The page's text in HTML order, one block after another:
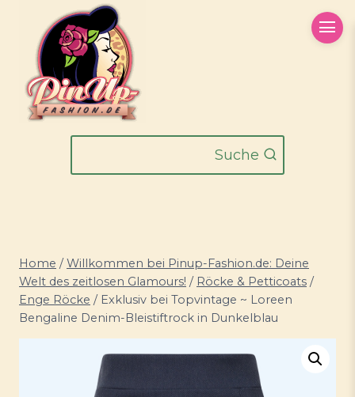
springen
Suche
Home / Willkommen bei Pinup-Fashion.de: Deine
Welt des zeitlosen Glamours! / Röcke & Petticoats /
Enge Röcke / Exklusiv bei Topvintage ~ Loreen
Bengaline Denim-Bleistiftrock in Dunkelblau